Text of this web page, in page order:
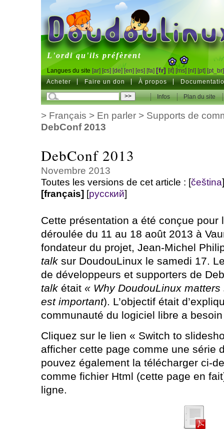
DoudouLinux
L'ordi qu'ils préfèrent
Langues du site [ar] [cs] [de] [en] [es] [fa] [fr] [it] [ms] [nl] [pt] [pt_br]
Acheter Faire un don À propos
Infos Plan du site
> Français > En parler> Supports de
DebConf 2013
DebConf 2013
Novembre 2013
Toutes les versions de cet article : [čeština]
[français] [русский]
Cette présentation a été conçue pour
déroulée du 11 au 18 août 2013 à
fondateur du projet, Jean-Michel
talksur DoudouLinux le samedi 17.
de développeurs et supporters de
talkétait « Why DoudouLinux matters
est important). L’objectif était
communauté du logiciel libre a besoin
Cliquez sur le lien « Switch to
afficher cette page comme une série
pouvez également la télécharger ci-
comme fichier Html (cette page en
ligne.